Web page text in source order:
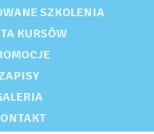
SZKOLENIA
KURSÓW